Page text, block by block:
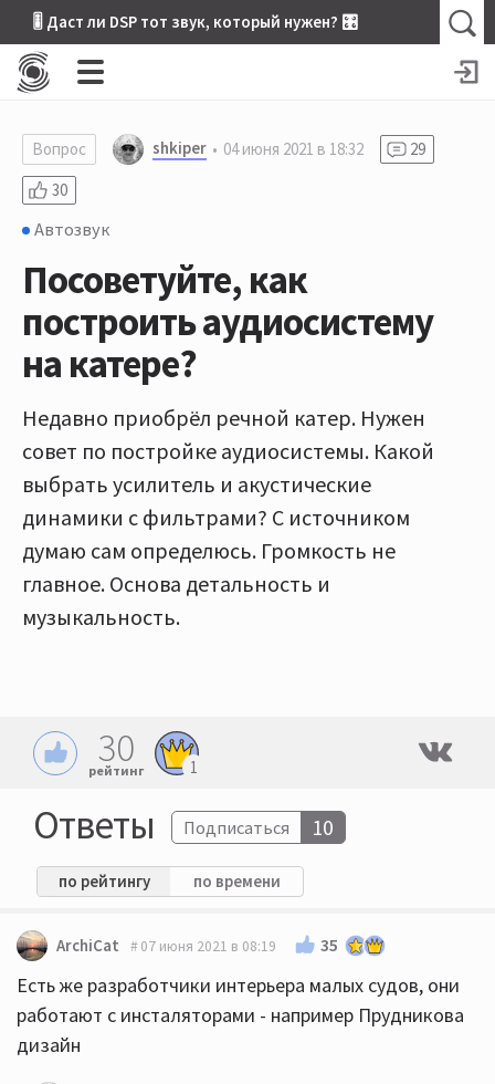
🎚 Даст ли DSP тот звук, который нужен? 🎛
Вопрос shkiper 04 июня 2021 в 18:32
29
30
Автозвук
Посоветуйте, как
построить аудиосистему
на катере?
Недавно приобрёл речной катер. Нужен
совет по постройке аудиосистемы. Какой
выбрать усилитель и акустические
динамики с фильтрами? С источником
думаю сам определюсь. Громкость не
главное. Основа детальность и
музыкальность.
30
рейтинг 1
Ответы Подписаться 10
по рейтингу по времени
ArchiCat 07 июня 2021 в 08:19 35
Есть же разработчики интерьера малых судов, они
работают с инсталяторами - например Прудникова
дизайн